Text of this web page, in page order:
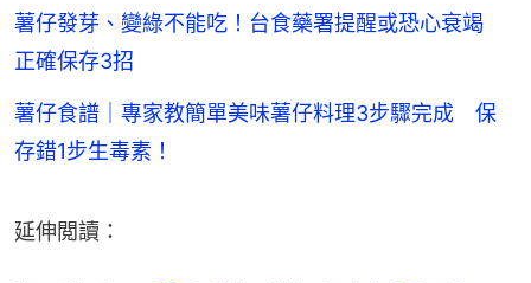
薯仔發芽、變綠不能吃！台食藥署提醒或恐心衰竭
正確保存3招
薯仔食譜｜專家教簡單美味薯仔料理3步驟完成 保
存錯1步生毒素！
延伸閲讀：